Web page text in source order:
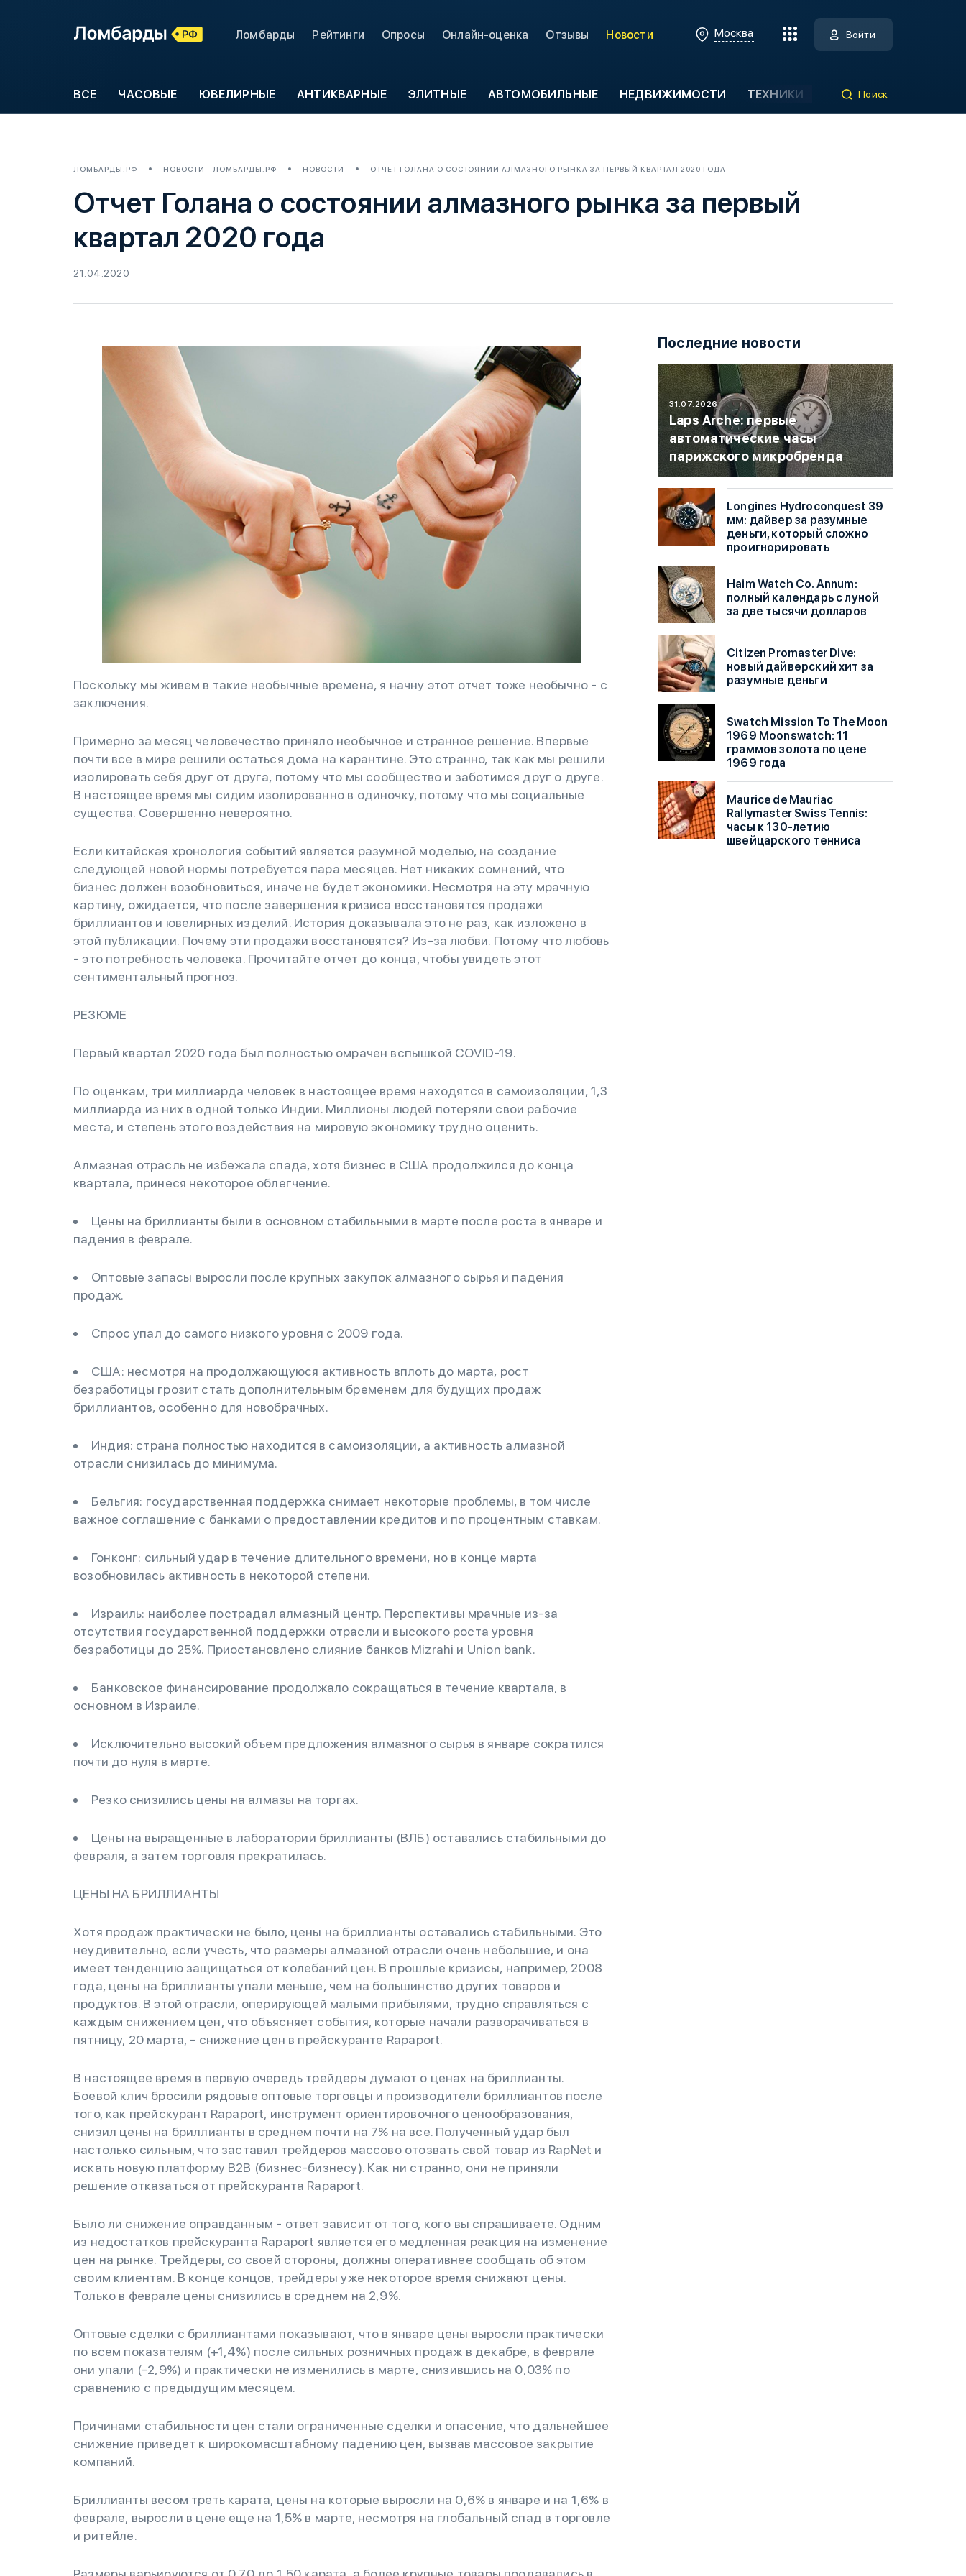
Ломбарды Рейтинги Опросы Онлайн-оценка Отзывы Новости Москва Войти
ВСЕ ЧАСОВЫЕ ЮВЕЛИРНЫЕ АНТИКВАРНЫЕ ЭЛИТНЫЕ АВТОМОБИЛЬНЫЕ НЕДВИЖИМОСТИ ТЕХНИКИ Поиск
ЛОМБАРДЫ.РФ НОВОСТИ - ЛОМБАРДЫ.РФ НОВОСТИ ОТЧЕТ ГОЛАНА О СОСТОЯНИИ АЛМАЗНОГО РЫНКА ЗА ПЕРВЫЙ КВАРТАЛ 2020 ГОДА
Отчет Голана о состоянии алмазного рынка за первый
квартал 2020 года
21.04.2020
Поскольку мы живем в такие необычные времена, я начну этот отчет тоже необычно - с
заключения.
Примерно за месяц человечество приняло необычное и странное решение. Впервые
почти все в мире решили остаться дома на карантине. Это странно, так как мы решили
изолировать себя друг от друга, потому что мы сообщество и заботимся друг о друге.
В настоящее время мы сидим изолированно в одиночку, потому что мы социальные
существа. Совершенно невероятно.
Если китайская хронология событий является разумной моделью, на создание
следующей новой нормы потребуется пара месяцев. Нет никаких сомнений, что
бизнес должен возобновиться, иначе не будет экономики. Несмотря на эту мрачную
картину, ожидается, что после завершения кризиса восстановятся продажи
бриллиантов и ювелирных изделий. История доказывала это не раз, как изложено в
этой публикации. Почему эти продажи восстановятся? Из-за любви. Потому что любовь
- это потребность человека. Прочитайте отчет до конца, чтобы увидеть этот
сентиментальный прогноз.
РЕЗЮМЕ
Первый квартал 2020 года был полностью омрачен вспышкой COVID-19.
По оценкам, три миллиарда человек в настоящее время находятся в самоизоляции, 1,3
миллиарда из них в одной только Индии. Миллионы людей потеряли свои рабочие
места, и степень этого воздействия на мировую экономику трудно оценить.
Алмазная отрасль не избежала спада, хотя бизнес в США продолжился до конца
квартала, принеся некоторое облегчение.
Цены на бриллианты были в основном стабильными в марте после роста в январе и
падения в феврале.
Оптовые запасы выросли после крупных закупок алмазного сырья и падения
продаж.
Спрос упал до самого низкого уровня с 2009 года.
США: несмотря на продолжающуюся активность вплоть до марта, рост
безработицы грозит стать дополнительным бременем для будущих продаж
бриллиантов, особенно для новобрачных.
Индия: страна полностью находится в самоизоляции, а активность алмазной
отрасли снизилась до минимума.
Бельгия: государственная поддержка снимает некоторые проблемы, в том числе
важное соглашение с банками о предоставлении кредитов и по процентным ставкам.
Гонконг: сильный удар в течение длительного времени, но в конце марта
возобновилась активность в некоторой степени.
Израиль: наиболее пострадал алмазный центр. Перспективы мрачные из-за
отсутствия государственной поддержки отрасли и высокого роста уровня
безработицы до 25%. Приостановлено слияние банков Mizrahi и Union bank.
Банковское финансирование продолжало сокращаться в течение квартала, в
основном в Израиле.
Исключительно высокий объем предложения алмазного сырья в январе сократился
почти до нуля в марте.
Резко снизились цены на алмазы на торгах.
Цены на выращенные в лаборатории бриллианты (ВЛБ) оставались стабильными до
февраля, а затем торговля прекратилась.
ЦЕНЫ НА БРИЛЛИАНТЫ
Хотя продаж практически не было, цены на бриллианты оставались стабильными. Это
неудивительно, если учесть, что размеры алмазной отрасли очень небольшие, и она
имеет тенденцию защищаться от колебаний цен. В прошлые кризисы, например, 2008
года, цены на бриллианты упали меньше, чем на большинство других товаров и
продуктов. В этой отрасли, оперирующей малыми прибылями, трудно справляться с
каждым снижением цен, что объясняет события, которые начали разворачиваться в
пятницу, 20 марта, - снижение цен в прейскуранте Rapaport.
В настоящее время в первую очередь трейдеры думают о ценах на бриллианты.
Боевой клич бросили рядовые оптовые торговцы и производители бриллиантов после
того, как прейскурант Rapaport, инструмент ориентировочного ценообразования,
снизил цены на бриллианты в среднем почти на 7% на все. Полученный удар был
настолько сильным, что заставил трейдеров массово отозвать свой товар из RapNet и
искать новую платформу B2B (бизнес-бизнесу). Как ни странно, они не приняли
решение отказаться от прейскуранта Rapaport.
Было ли снижение оправданным - ответ зависит от того, кого вы спрашиваете. Одним
из недостатков прейскуранта Rapaport является его медленная реакция на изменение
цен на рынке. Трейдеры, со своей стороны, должны оперативнее сообщать об этом
своим клиентам. В конце концов, трейдеры уже некоторое время снижают цены.
Только в феврале цены снизились в среднем на 2,9%.
Оптовые сделки с бриллиантами показывают, что в январе цены выросли практически
по всем показателям (+1,4%) после сильных розничных продаж в декабре, в феврале
они упали (-2,9%) и практически не изменились в марте, снизившись на 0,03% по
сравнению с предыдущим месяцем.
Причинами стабильности цен стали ограниченные сделки и опасение, что дальнейшее
снижение приведет к широкомасштабному падению цен, вызвав массовое закрытие
компаний.
Бриллианты весом треть карата, цены на которые выросли на 0,6% в январе и на 1,6% в
феврале, выросли в цене еще на 1,5% в марте, несмотря на глобальный спад в торговле
и ритейле.
Последние новости
31.07.2026
Laps Arche: первые
автоматические часы
парижского микробренда
Longines Hydroconquest 39
мм: дайвер за разумные
деньги, который сложно
проигнорировать
Haim Watch Co. Annum:
полный календарь с луной
за две тысячи долларов
Citizen Promaster Dive:
новый дайверский хит за
разумные деньги
Swatch Mission To The Moon
1969 Moonswatch: 11
граммов золота по цене
1969 года
Maurice de Mauriac
Rallymaster Swiss Tennis:
часы к 130-летию
швейцарского тенниса